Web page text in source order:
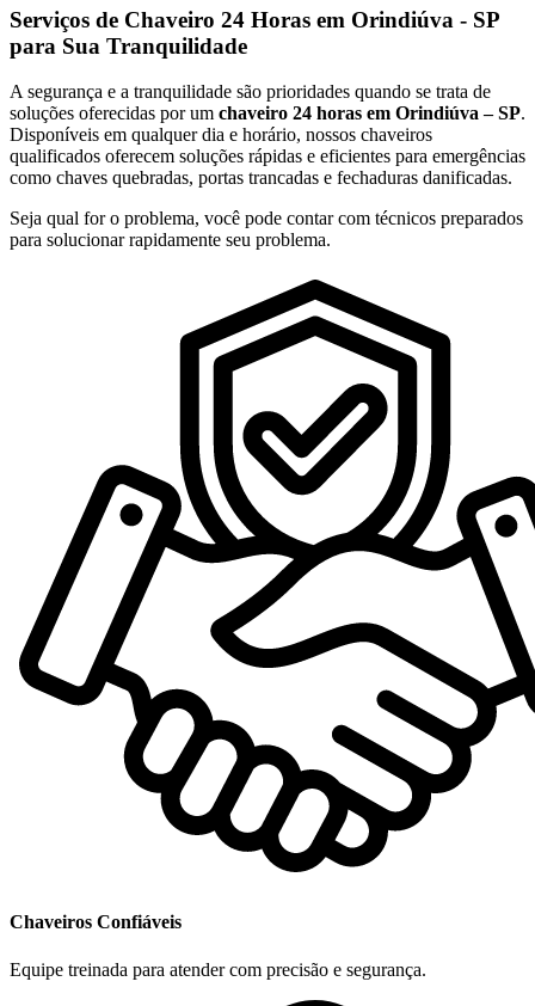
Serviços de Chaveiro 24 Horas em Orindiúva - SP
para Sua Tranquilidade
A segurança e a tranquilidade são prioridades quando se trata de
soluções oferecidas por um chaveiro 24 horas em Orindiúva – SP.
Disponíveis em qualquer dia e horário, nossos chaveiros
qualificados oferecem soluções rápidas e eficientes para emergências
como chaves quebradas, portas trancadas e fechaduras danificadas.
Seja qual for o problema, você pode contar com técnicos preparados
para solucionar rapidamente seu problema.
Chaveiros Confiáveis
Equipe treinada para atender com precisão e segurança.